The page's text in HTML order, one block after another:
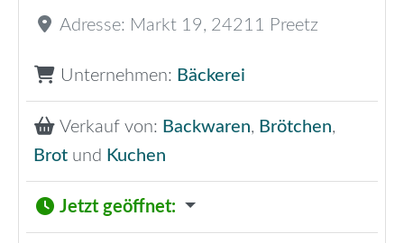
Adresse: Markt 19, 24211 Preetz
Unternehmen: Bäckerei
Verkauf von: Backwaren, Brötchen,
Brot und Kuchen
Jetzt geöffnet: